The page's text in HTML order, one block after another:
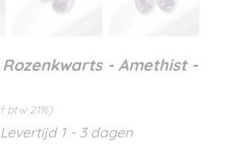
- Amethist -
btw 21%)
1 - 3 dagen